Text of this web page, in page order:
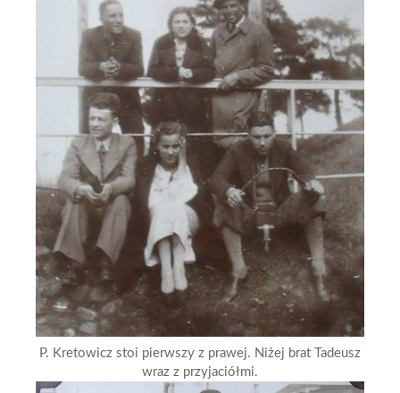
P. Kretowicz stoi pierwszy z prawej. Niżej brat Tadeusz
wraz z przyjaciółmi.